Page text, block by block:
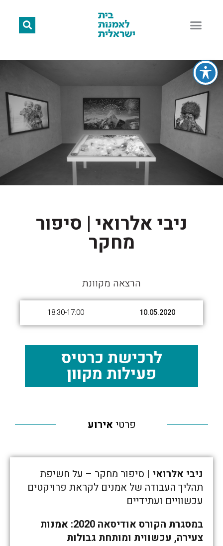
ניבי אלרואי | סיפור
מחקר
הרצאה מקוונת
10.05.2020
18:30-17:00
לרכישת כרטיס
פעילות מקוון
פרטי אירוע
ניבי אלרואי | סיפור מחקר – על חשיפת
תהליך העבודה של אמנים לקראת פרויקטים
עכשוויים ועתידיים
במסגרת הקורס אודיסאה 2020: אמנות
צעירה, עכשווית ומותחת גבולות